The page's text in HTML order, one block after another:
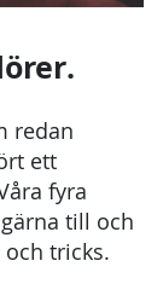
redan
ett
fyra
till och
tricks.